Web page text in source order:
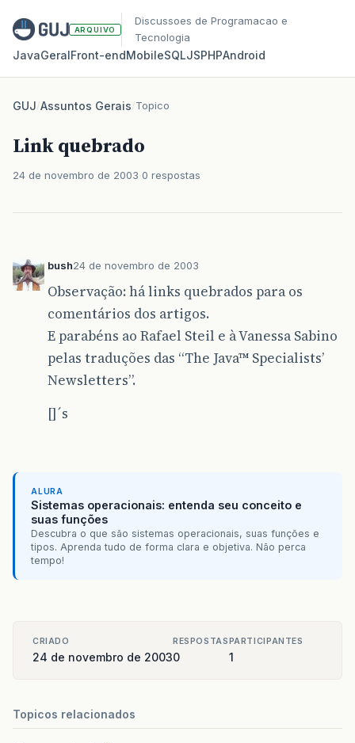
ARQUIVO
Discussoes de Programacao e
Tecnologia
JavaGeralFront‑endMobileSQLJSPHPAndroid
GUJ/Assuntos Gerais/Topico
Link quebrado
24 de novembro de 2003 0 respostas
bush24 de novembro de 2003
Observação: há links quebrados para os
comentários dos artigos.
E parabéns ao Rafael Steil e à Vanessa Sabino
pelas traduções das “The Java™ Specialists’
Newsletters”.
[]´s
ALURA
Sistemas operacionais: entenda seu conceito e
suas funções
Descubra o que são sistemas operacionais, suas funções e
tipos. Aprenda tudo de forma clara e objetiva. Não perca
tempo!
CRIADO
24 de novembro de 2003
RESPOSTAS
0
PARTICIPANTES
1
Topicos relacionados